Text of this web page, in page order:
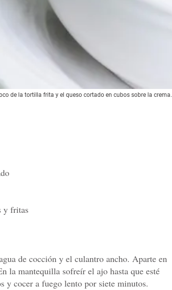
de la tortilla frita y el queso cortado en cubos sobre la crema.
y fritas
de cocción y el culantro ancho. Aparte en
la mantequilla sofreír el ajo hasta que esté
y cocer a fuego lento por siete minutos.